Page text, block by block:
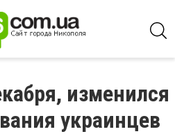
изменился
украинцев